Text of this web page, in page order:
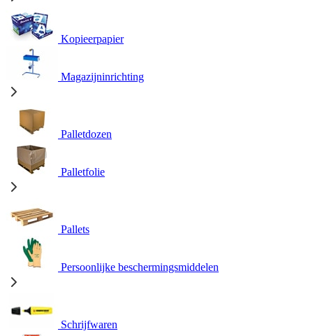
Kopieerpapier
Magazijninrichting
Palletdozen
Palletfolie
Pallets
Persoonlijke beschermingsmiddelen
Schrijfwaren